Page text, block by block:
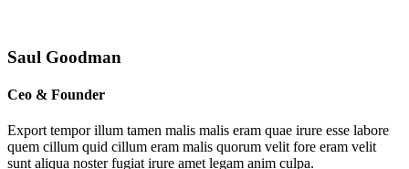
Saul Goodman
Ceo & Founder
Export tempor illum tamen malis malis eram quae irure esse labore
quem cillum quid cillum eram malis quorum velit fore eram velit
sunt aliqua noster fugiat irure amet legam anim culpa.